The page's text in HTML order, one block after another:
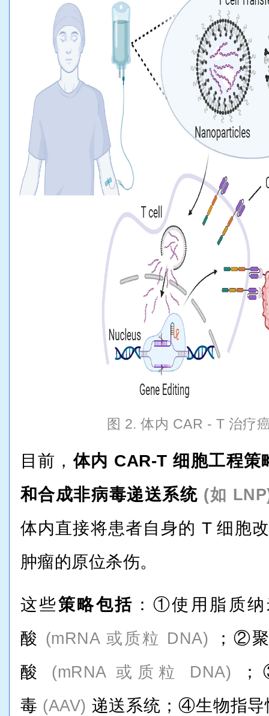
图 2. 体内 CAR - T 治疗
目前，体内 CAR-T 细胞工程策
和合成非病毒递送系统 (如 LNP
体内直接将患者自身的 T 细胞
肿瘤的原位杀伤。
这些策略包括 ：①使用脂质
酸 (mRNA 或质粒 DNA) ；②
酸 (mRNA 或质粒 DNA) ；
毒 (AAV) 递送系统；④生物指导